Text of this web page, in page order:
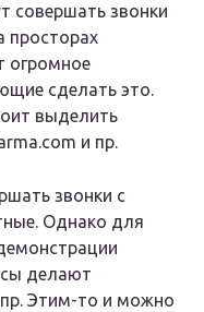
совершать звонки
просторах
огромное
сделать это.
выделить
и пр.
звонки с
Однако для
делают
Этим-то и можно